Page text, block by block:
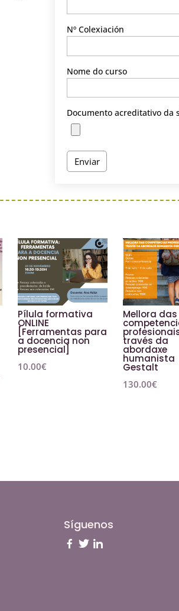
Nº Colexiación
Nome do curso
Documento acreditativo da
Pílula formativa
ONLINE
[Ferramentas para
a docencia non
presencial]
10.00€
Mellora das
través da
abordaxe
humanista
Gestalt
130.00€
Síguenos